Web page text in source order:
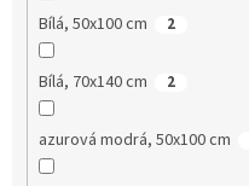
Bílá, 50x100 cm 2
Bílá, 70x140 cm 2
azurová modrá, 50x100 cm